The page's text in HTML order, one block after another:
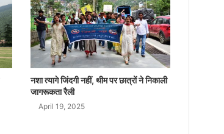
नशा त्यागे जिंदगी नहीं, थीम पर छात्रों ने निकाली
जागरूकता रैली
April 19, 2025